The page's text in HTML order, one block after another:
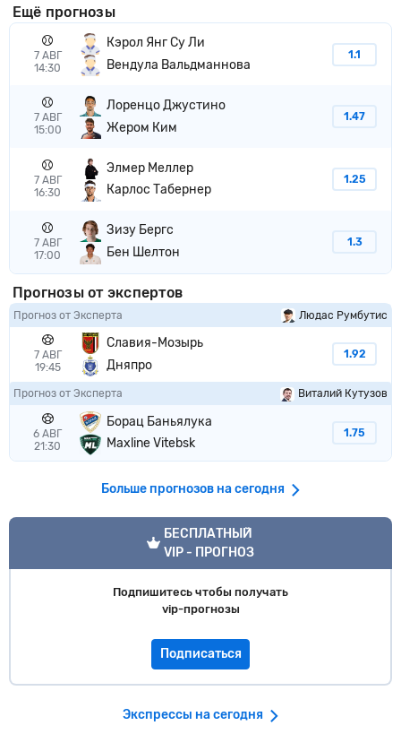
Ещё прогнозы
7 АВГ
14:30
Кэрол Янг Су Ли
Вендула Вальдманнова
1.1
7 АВГ
15:00
Лоренцо Джустино
Жером Ким
1.47
7 АВГ
16:30
Элмер Меллер
Карлос Табернер
1.25
7 АВГ
17:00
Зизу Бергс
Бен Шелтон
1.3
Прогнозы от экспертов
Прогноз от Эксперта Людас Румбутис
7 АВГ
19:45
Славия-Мозырь
Дняпро
1.92
Прогноз от Эксперта Виталий Кутузов
6 АВГ
21:30
Борац Баньялука
Maxline Vitebsk
1.75
Больше прогнозов на сегодня
VIP прогноз
БЕСПЛАТНЫЙ
VIP - ПРОГНОЗ
Подпишитесь чтобы получать
vip-прогнозы
Подписаться
Экспрессы на сегодня